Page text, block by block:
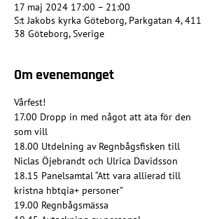
17 maj 2024 17:00 – 21:00
S:t Jakobs kyrka Göteborg, Parkgatan 4, 411
38 Göteborg, Sverige
Om evenemanget
Vårfest!
17.00 Dropp in med något att äta för den
som vill
18.00 Utdelning av Regnbågsfisken till
Niclas Öjebrandt och Ulrica Davidsson
18.15 Panelsamtal “Att vara allierad till
kristna hbtqia+ personer"
19.00 Regnbågsmässa